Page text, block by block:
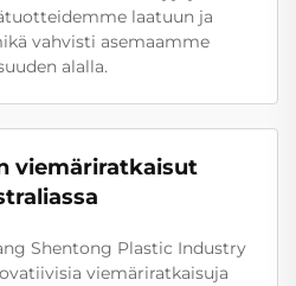
laatuun ja
vahvisti asemaamme
alalla.
viemäriratkaisut
Shentong Plastic Industry
viemäriratkaisuja